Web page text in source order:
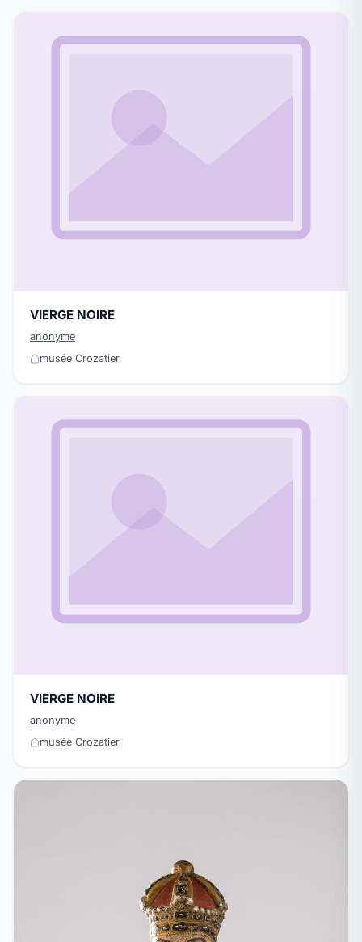
VIERGE NOIRE
anonyme
musée Crozatier
VIERGE NOIRE
anonyme
musée Crozatier